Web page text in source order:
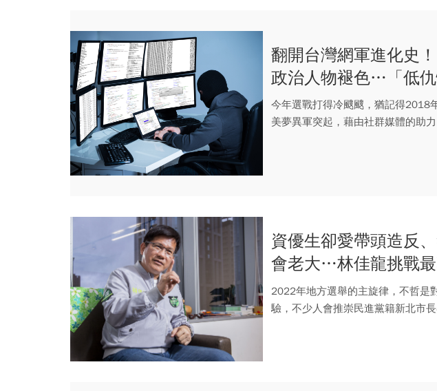
翻開台灣網軍進化史
政治人物褪色…「低
今年選戰打得冷颼颼，猶記得2018
美夢異軍突起，藉由社群媒體的助
資優生卻愛帶頭造反
會老大…林佳龍挑戰
過才知道
2022年地方選舉的主旋律，不哲是
驗，不少人會推崇民進黨籍新北市